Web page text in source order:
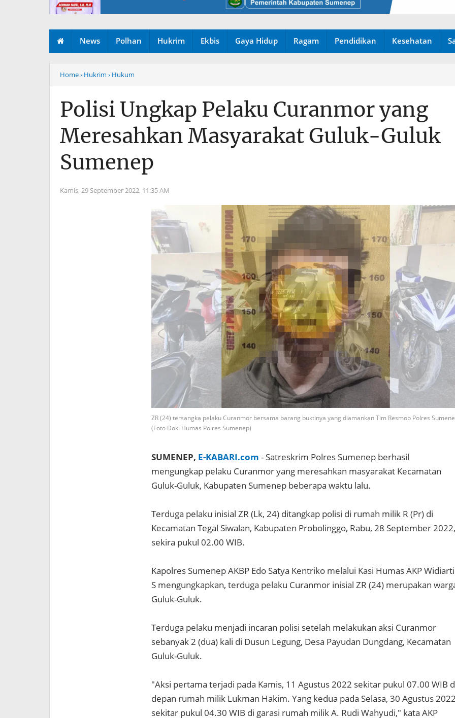
News Polhan Hukrim Ekbis Gaya Hidup Ragam Pendidikan Kesehatan
Home› Hukrim › Hukum
Polisi Ungkap Pelaku Curanmor yang
Meresahkan Masyarakat Guluk-Guluk
Sumenep
Kamis, 29 September 2022, 11:35 AM
ZR (24) tersangka pelaku Curanmor bersama barang buktinya yang diamankan Tim Resmob Polres
(Foto Dok. Humas Polres Sumenep)
SUMENEP, E-KABARI.com - Satreskrim Polres Sumenep berhasil
mengungkap pelaku Curanmor yang meresahkan masyarakat Kecamatan
Guluk-Guluk, Kabupaten Sumenep beberapa waktu lalu.
Terduga pelaku inisial ZR (Lk, 24) ditangkap polisi di rumah milik R (Pr) di
Kecamatan Tegal Siwalan, Kabupaten Probolinggo, Rabu, 28 September 2022,
sekira pukul 02.00 WIB.
Kapolres Sumenep AKBP Edo Satya Kentriko melalui Kasi Humas AKP Widiarti
S mengungkapkan, terduga pelaku Curanmor inisial ZR (24) merupakan
Guluk-Guluk.
Terduga pelaku menjadi incaran polisi setelah melakukan aksi Curanmor
sebanyak 2 (dua) kali di Dusun Legung, Desa Payudan Dungdang, Kecamatan
Guluk-Guluk.
"Aksi pertama terjadi pada Kamis, 11 Agustus 2022 sekitar pukul 07.00 WIB
depan rumah milik Lukman Hakim. Yang kedua pada Selasa, 30 Agustus
sekitar pukul 04.30 WIB di garasi rumah milik A. Rudi Wahyudi," kata AKP